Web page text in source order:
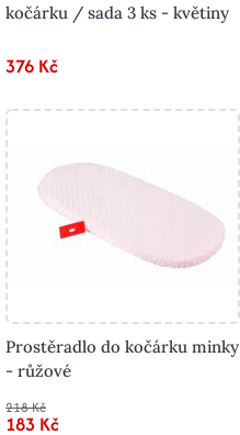
kočárku / sada 3 ks - květiny
376 Kč
Prostěradlo do kočárku minky
- růžové
218 Kč
183 Kč